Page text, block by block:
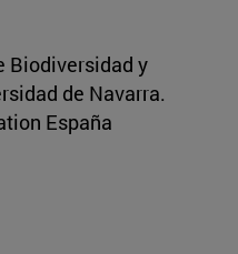
Biodiversidad y
de Navarra.
España